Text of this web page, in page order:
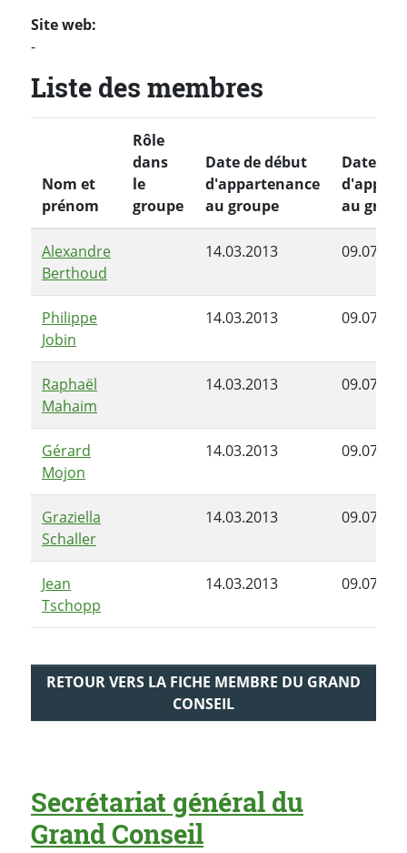
Site web:
-
Liste des membres
Nom et
prénom
Rôle
dans
le
groupe
Date de début
d'appartenance
au groupe
Date de
au
Alexandre
Berthoud
14.03.2013
Philippe
Jobin
14.03.2013
Raphaël
Mahaim
14.03.2013
Gérard
Mojon
14.03.2013
Graziella
Schaller
14.03.2013
Jean
Tschopp
14.03.2013
RETOUR VERS LA FICHE MEMBRE DU GRAND
CONSEIL
Secrétariat général du
Grand Conseil